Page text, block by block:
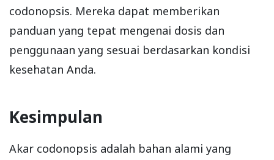
codonopsis. Mereka dapat memberikan
panduan yang tepat mengenai dosis dan
penggunaan yang sesuai berdasarkan kondisi
kesehatan Anda.
Kesimpulan
Akar codonopsis adalah bahan alami yang